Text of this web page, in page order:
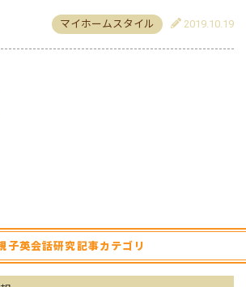
マイホームスタイル 2019.10.19
子英会話研究記事カテゴリ